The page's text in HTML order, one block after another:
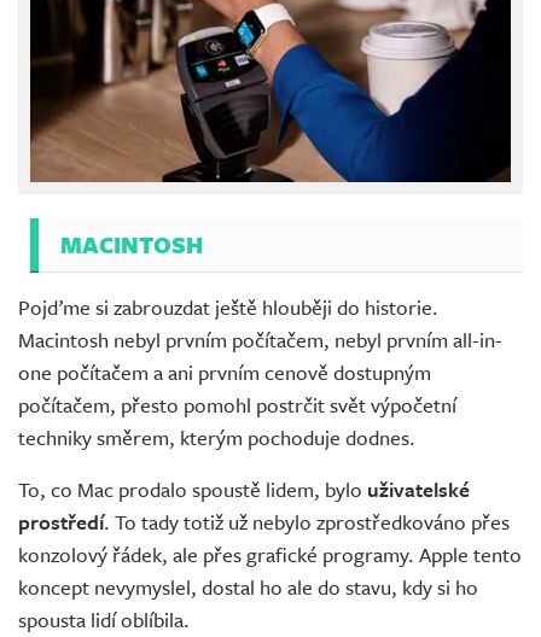
MACINTOSH
Pojďme si zabrouzdat ještě hlouběji do historie.
Macintosh nebyl prvním počítačem, nebyl prvním all-in-
one počítačem a ani prvním cenově dostupným
počítačem, přesto pomohl postrčit svět výpočetní
techniky směrem, kterým pochoduje dodnes.
To, co Mac prodalo spoustě lidem, bylo uživatelské
prostředí. To tady totiž už nebylo zprostředkováno přes
konzolový řádek, ale přes grafické programy. Apple tento
koncept nevymyslel, dostal ho ale do stavu, kdy si ho
spousta lidí oblíbila.